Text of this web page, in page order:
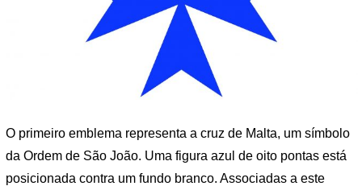
O primeiro emblema representa a cruz de Malta, um símbolo
da Ordem de São João. Uma figura azul de oito pontas está
posicionada contra um fundo branco. Associadas a este